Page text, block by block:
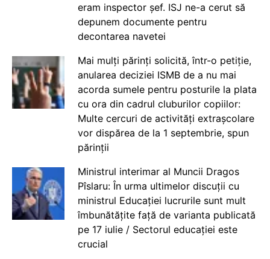
eram inspector șef. ISJ ne-a cerut să
depunem documente pentru
decontarea navetei
Mai mulți părinți solicită, într-o petiție,
anularea deciziei ISMB de a nu mai
acorda sumele pentru posturile la plata
cu ora din cadrul cluburilor copiilor:
Multe cercuri de activități extrașcolare
vor dispărea de la 1 septembrie, spun
părinții
Ministrul interimar al Muncii Dragos
Pîslaru: În urma ultimelor discuții cu
ministrul Educației lucrurile sunt mult
îmbunătățite față de varianta publicată
pe 17 iulie / Sectorul educației este
crucial